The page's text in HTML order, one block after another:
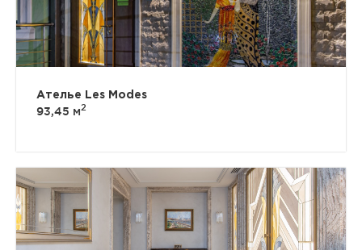
Ателье Les Modes
93,45 м2